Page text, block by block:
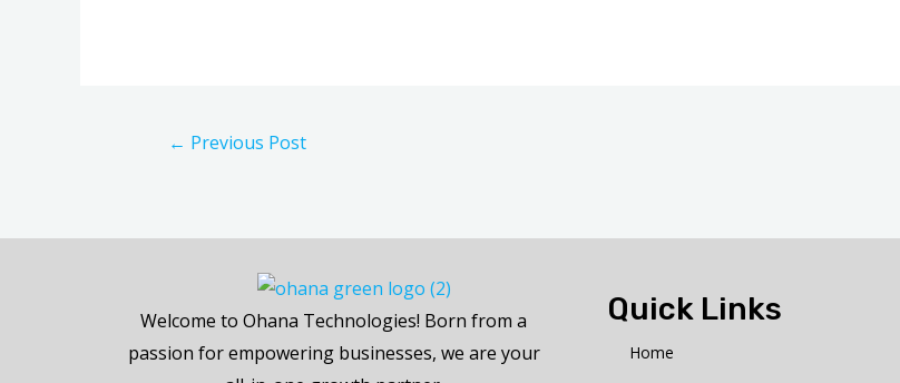
← Previous Post
Welcome to Ohana Technologies! Born from a
passion for empowering businesses, we are your
Quick Links
Home